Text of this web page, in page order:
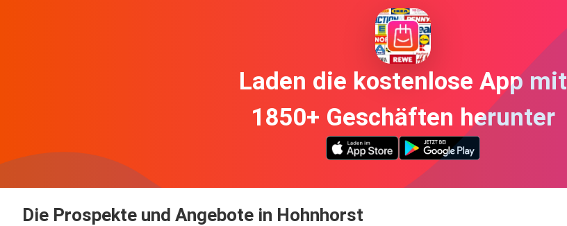
Laden die kostenlose App mit
1850+ Geschäften herunter
Die Prospekte und Angebote in Hohnhorst